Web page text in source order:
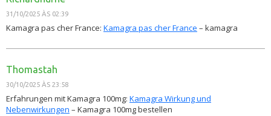
31/10/2025 ÀS 02:39
Kamagra pas cher France: Kamagra pas cher France – kamagra
Thomastah
30/10/2025 ÀS 23:58
Erfahrungen mit Kamagra 100mg: Kamagra Wirkung und
Nebenwirkungen – Kamagra 100mg bestellen